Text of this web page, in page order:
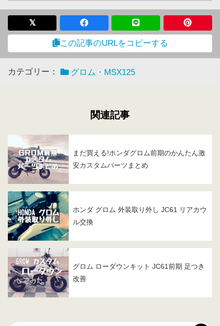
この記事のURLをコピーする
カテゴリー： グロム・MSX125
関連記事
まだ買える!ホンダグロム前期のかんたん激
安カスタムパーツまとめ
ホンダ グロム 外装取り外し JC61 リアカウ
ル交換
グロム ローダウンキット JC61前期 足つき
改善